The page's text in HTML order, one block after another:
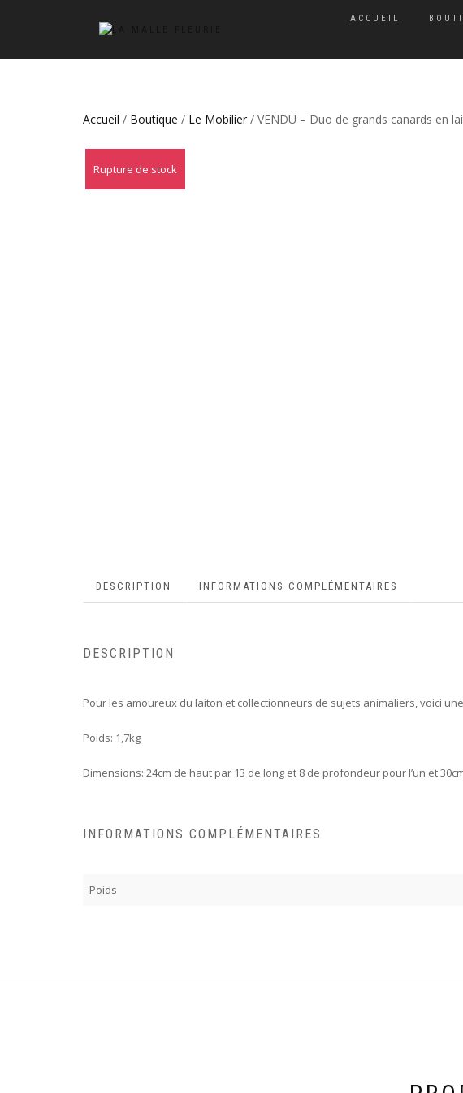
ACCUEIL
Accueil / Boutique / Le Mobilier / VENDU – Duo de grands canards en
Rupture de stock
DESCRIPTION INFORMATIONS COMPLÉMENTAIRES
DESCRIPTION
Pour les amoureux du laiton et collectionneurs de sujets animaliers, voici
Poids: 1,7kg
Dimensions: 24cm de haut par 13 de long et 8 de profondeur pour l’un et
INFORMATIONS COMPLÉMENTAIRES
Poids